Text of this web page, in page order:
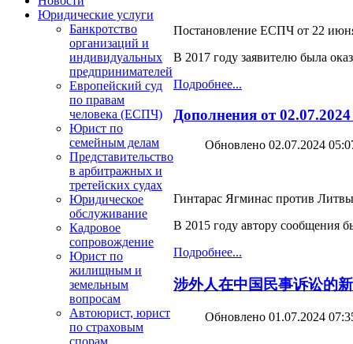
Юридические услуги
Банкротство
организаций и
индивидуальных
предпринимателей
Европейский суд
по правам
человека (ЕСПЧ)
Юрист по
семейным делам
Представительство
в арбитражных и
третейских судах
Юридическое
обслуживание
Кадровое
сопровождение
Юрист по
жилищным и
земельным
вопросам
Автоюрист, юрист
по страховым
спорам
Постановление ЕСПЧ от 22
В 2017 году заявителю была
Подробнее...
Дополнения от
Обновлено 02.07.2024
Гинтарас Ягминас против
В 2015 году автору сообщения
Подробнее...
涉外人在中国民事诉讼的
Обновлено 01.07.2024